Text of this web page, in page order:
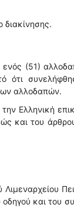
ενός (51)
ότι
αλλοδαπών.
Ελληνική
και του
και του